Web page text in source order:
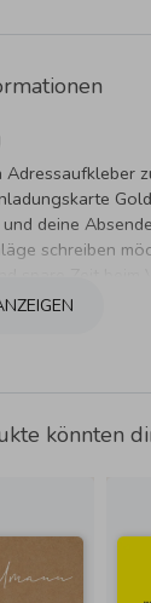
Adressaufkleber
deine
schreiben
könnten